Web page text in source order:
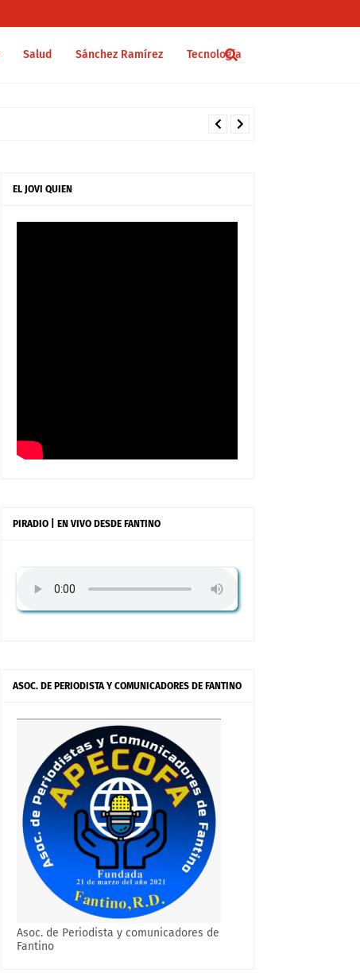
Salud Sánchez Ramírez Tecnología
EL JOVI QUIEN
PIRADIO | EN VIVO DESDE FANTINO
ASOC. DE PERIODISTA Y COMUNICADORES DE FANTINO
Asoc. de Periodista y comunicadores de
Fantino